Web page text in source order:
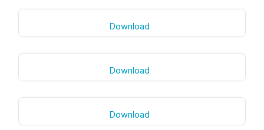
Download
Download
Download